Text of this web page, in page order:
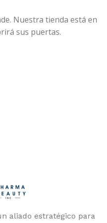
Nuestra tienda está en
sus puertas.
aliado estratégico para